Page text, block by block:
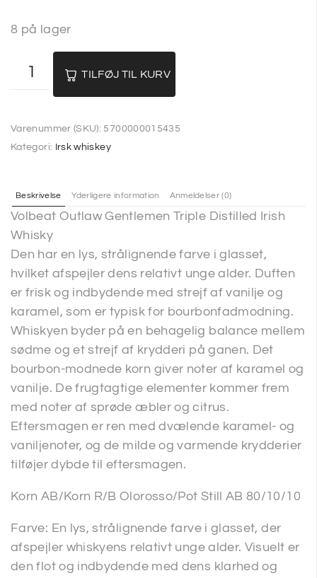
8 på lager
TILFØJ TIL KURV
Varenummer (SKU): 5700000015435
Kategori:
Irsk whiskey
Beskrivelse Yderligere information Anmeldelser (0)
Volbeat Outlaw Gentlemen Triple Distilled Irish
Whisky
Den har en lys, strålignende farve i glasset,
hvilket afspejler dens relativt unge alder. Duften
er frisk og indbydende med strejf af vanilje og
karamel, som er typisk for bourbonfadmodning.
Whiskyen byder på en behagelig balance mellem
sødme og et strejf af krydderi på ganen. Det
bourbon-modnede korn giver noter af karamel og
vanilje. De frugtagtige elementer kommer frem
med noter af sprøde æbler og citrus.
Eftersmagen er ren med dvælende karamel- og
vaniljenoter, og de milde og varmende krydderier
tilføjer dybde til eftersmagen.
Korn AB/Korn R/B Olorosso/Pot Still AB 80/10/10
Farve: En lys, strålignende farve i glasset, der
afspejler whiskyens relativt unge alder. Visuelt er
den flot og indbydende med dens klarhed og